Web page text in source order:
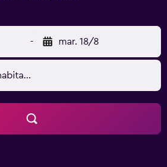
- mar. 18/8